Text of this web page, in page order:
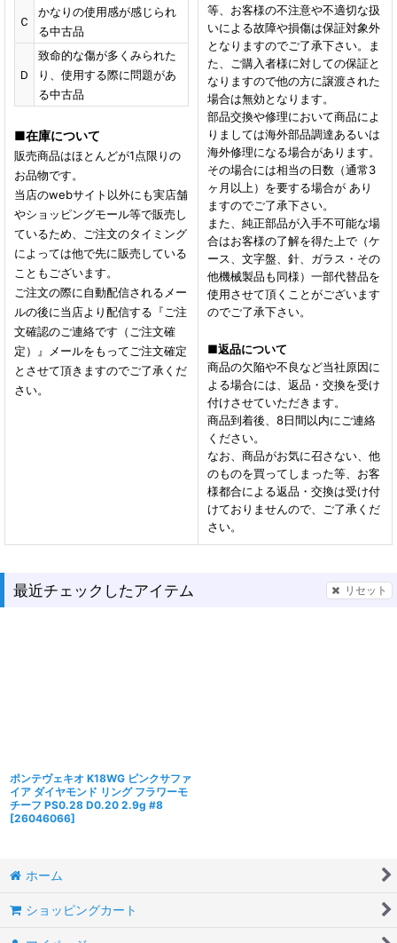
Ｃ
かなりの使用感が感じられ
る中古品
Ｄ
致命的な傷が多くみられた
り、使用する際に問題があ
る中古品
■在庫について
販売商品はほとんどが1点限りの
お品物です。
当店のwebサイト以外にも実店舗
やショッピングモール等で販売し
ているため、ご注文のタイミング
によっては他で先に販売している
こともございます。
ご注文の際に自動配信されるメー
ルの後に当店より配信する『ご注
文確認のご連絡です（ご注文確
定）』メールをもってご注文確定
とさせて頂きますのでご了承くだ
さい。
等、お客様の不注意や不適切な扱
いによる故障や損傷は保証対象外
となりますのでご了承下さい。ま
た、ご購入者様に対しての保証と
なりますので他の方に譲渡された
場合は無効となります。
部品交換や修理において商品によ
りましては海外部品調達あるいは
海外修理になる場合があります。
その場合には相当の日数（通常3
ヶ月以上）を要する場合が あり
ますのでご了承下さい。
また、純正部品が入手不可能な場
合はお客様の了解を得た上で（ケ
ース、文字盤、針、ガラス・その
他機械製品も同様）一部代替品を
使用させて頂くことがございます
のでご了承下さい。
■返品について
商品の欠陥や不良など当社原因に
よる場合には、返品・交換を受け
付けさせていただきます。
商品到着後、8日間以内にご連絡
ください。
なお、商品がお気に召さない、他
のものを買ってしまった等、お客
様都合による返品・交換は受け付
けておりませんので、ご了承くだ
さい。
最近チェックしたアイテム リセット
ポンテヴェキオ K18WG ピンクサファ
イア ダイヤモンド リング フラワーモ
チーフ PS0.28 D0.20 2.9g #8
[26046066]
ホーム
ショッピングカート